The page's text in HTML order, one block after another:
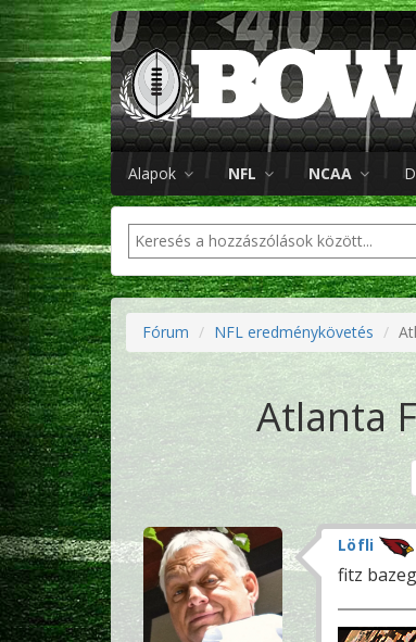
Alapok NFL NCAA
Fórum NFL eredménykövetés
Atlanta
Löfli
fitz